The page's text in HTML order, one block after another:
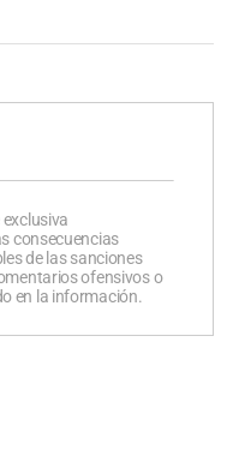
consecuencias
de las sanciones
ofensivos o
en la información.